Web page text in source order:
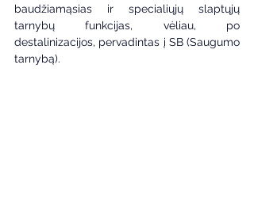
baudžiamąsias ir specialiųjų slaptųjų
tarnybų funkcijas, vėliau, po
destalinizacijos, pervadintas į SB (Saugumo
tarnybą).